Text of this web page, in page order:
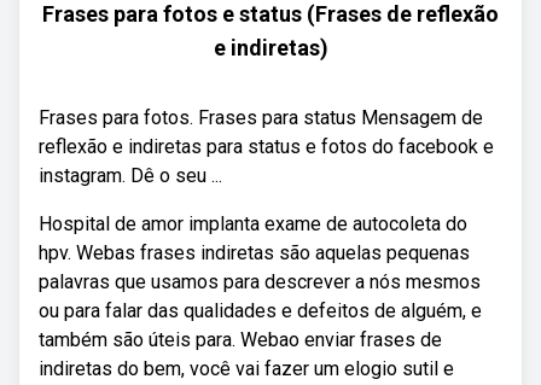
Frases para fotos e status (Frases de reflexão
e indiretas)
Frases para fotos. Frases para status Mensagem de
reflexão e indiretas para status e fotos do facebook e
instagram. Dê o seu ...
Hospital de amor implanta exame de autocoleta do
hpv. Webas frases indiretas são aquelas pequenas
palavras que usamos para descrever a nós mesmos
ou para falar das qualidades e defeitos de alguém, e
também são úteis para. Webao enviar frases de
indiretas do bem, você vai fazer um elogio sutil e